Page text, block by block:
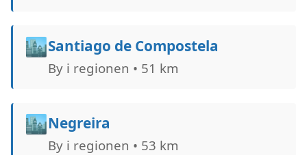
🏙️Santiago de Compostela
By i regionen • 51 km
🏙️Negreira
By i regionen • 53 km